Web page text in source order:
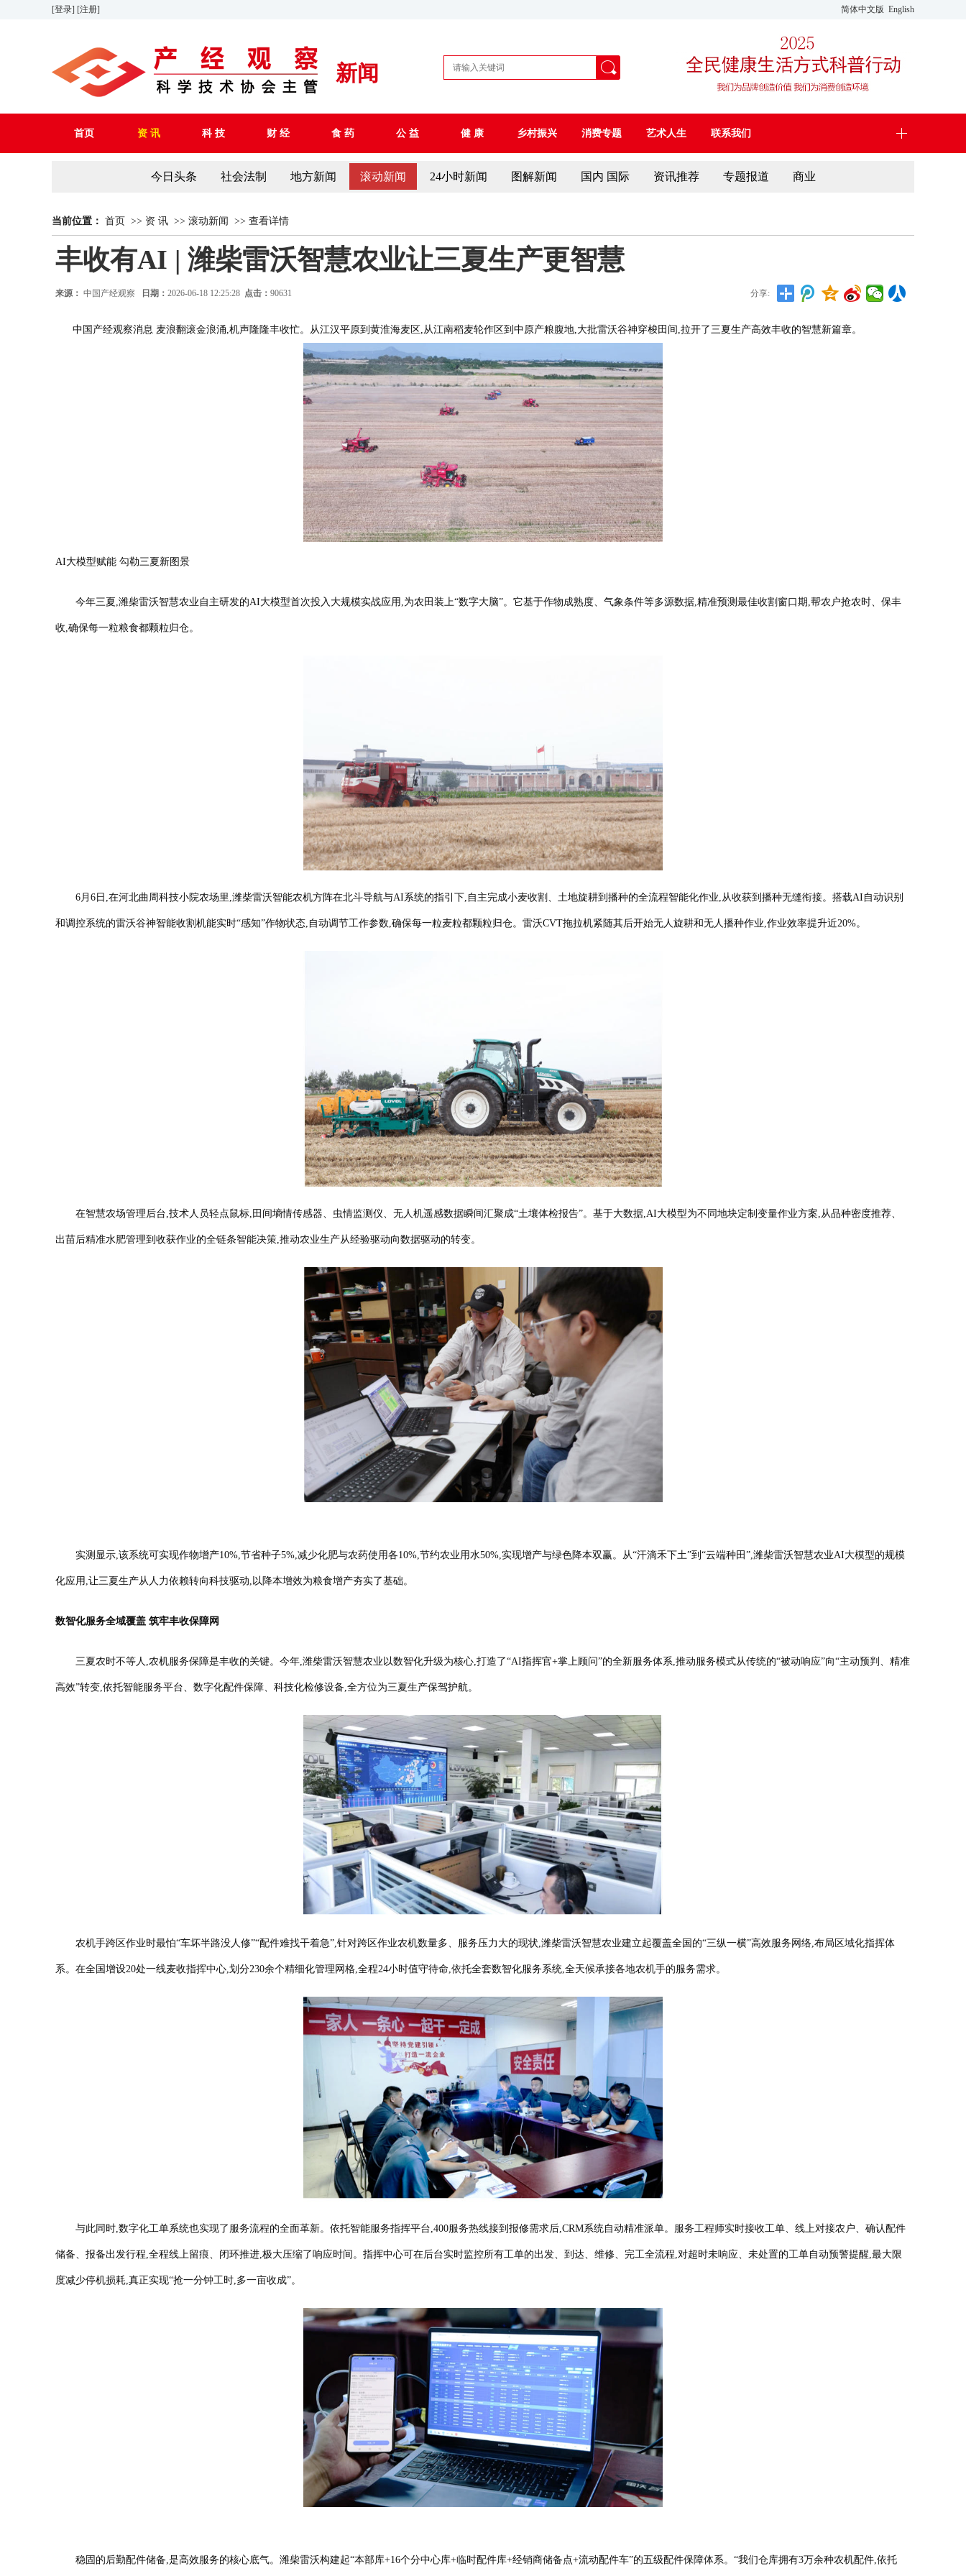
[登录] [注册] 简体中文版 English
新闻
首页 资 讯 科 技 财 经 食 药 公 益 健 康 乡村振兴 消费专题 艺术人生 联系我们
今日头条 社会法制 地方新闻 滚动新闻 24小时新闻 图解新闻 国内 国际 资讯推荐 专题报道 商业
当前位置： 首页 >> 资 讯 >> 滚动新闻 >> 查看详情
丰收有AI | 潍柴雷沃智慧农业让三夏生产更智慧
来源： 中国产经观察 日期： 2026-06-18 12:25:28 点击： 90631 分享:
中国产经观察消息 麦浪翻滚金浪涌,机声隆隆丰收忙。从江汉平原到黄淮海麦区,从江南稻麦轮作区到中原产粮腹地,大批雷沃谷神穿梭田间,拉开了三夏生产高效丰收的智慧新篇章。
AI大模型赋能 勾勒三夏新图景
今年三夏,潍柴雷沃智慧农业自主研发的AI大模型首次投入大规模实战应用,为农田装上“数字大脑”。它基于作物成熟度、气象条件等多源数据,精准预测最佳收割窗口期,帮农户抢农时、保丰
收,确保每一粒粮食都颗粒归仓。
6月6日,在河北曲周科技小院农场里,潍柴雷沃智能农机方阵在北斗导航与AI系统的指引下,自主完成小麦收割、土地旋耕到播种的全流程智能化作业,从收获到播种无缝衔接。搭载AI自动识别
和调控系统的雷沃谷神智能收割机能实时“感知”作物状态,自动调节工作参数,确保每一粒麦粒都颗粒归仓。雷沃CVT拖拉机紧随其后开始无人旋耕和无人播种作业,作业效率提升近20%。
在智慧农场管理后台,技术人员轻点鼠标,田间墒情传感器、虫情监测仪、无人机遥感数据瞬间汇聚成“土壤体检报告”。基于大数据,AI大模型为不同地块定制变量作业方案,从品种密度推荐、
出苗后精准水肥管理到收获作业的全链条智能决策,推动农业生产从经验驱动向数据驱动的转变。
实测显示,该系统可实现作物增产10%,节省种子5%,减少化肥与农药使用各10%,节约农业用水50%,实现增产与绿色降本双赢。从“汗滴禾下土”到“云端种田”,潍柴雷沃智慧农业AI大模型的规模
化应用,让三夏生产从人力依赖转向科技驱动,以降本增效为粮食增产夯实了基础。
数智化服务全域覆盖 筑牢丰收保障网
三夏农时不等人,农机服务保障是丰收的关键。今年,潍柴雷沃智慧农业以数智化升级为核心,打造了“AI指挥官+掌上顾问”的全新服务体系,推动服务模式从传统的“被动响应”向“主动预判、精准
高效”转变,依托智能服务平台、数字化配件保障、科技化检修设备,全方位为三夏生产保驾护航。
农机手跨区作业时最怕“车坏半路没人修”“配件难找干着急”,针对跨区作业农机数量多、服务压力大的现状,潍柴雷沃智慧农业建立起覆盖全国的“三纵一横”高效服务网络,布局区域化指挥体
系。在全国增设20处一线麦收指挥中心,划分230余个精细化管理网格,全程24小时值守待命,依托全套数智化服务系统,全天候承接各地农机手的服务需求。
与此同时,数字化工单系统也实现了服务流程的全面革新。依托智能服务指挥平台,400服务热线接到报修需求后,CRM系统自动精准派单。服务工程师实时接收工单、线上对接农户、确认配件
储备、报备出发行程,全程线上留痕、闭环推进,极大压缩了响应时间。指挥中心可在后台实时监控所有工单的出发、到达、维修、完工全流程,对超时未响应、未处置的工单自动预警提醒,最大限
度减少停机损耗,真正实现“抢一分钟工时,多一亩收成”。
稳固的后勤配件储备,是高效服务的核心底气。潍柴雷沃构建起“本部库+16个分中心库+临时配件库+经销商储备点+流动配件车”的五级配件保障体系。“我们仓库拥有3万余种农机配件,依托